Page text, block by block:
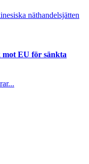
näthandelsjätten
EU för sänkta